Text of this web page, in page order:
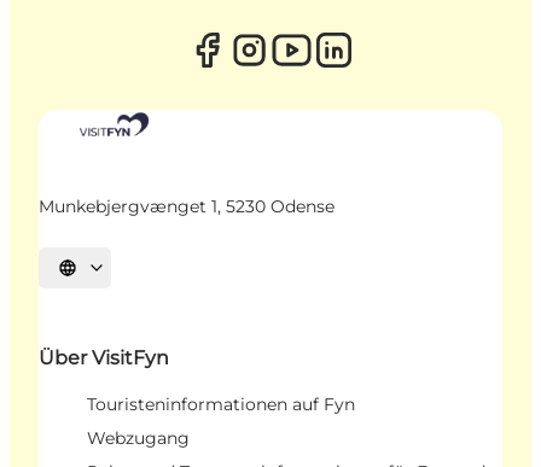
Munkebjergvænget 1, 5230 Odense
Sprache auswählen
Über VisitFyn
Touristeninformationen auf Fyn
Webzugang